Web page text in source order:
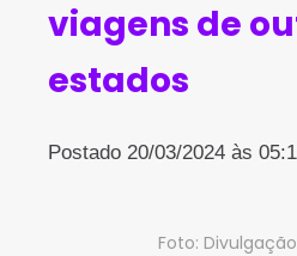
viagens de
estados
Postado 20/03/2024 às
Foto: